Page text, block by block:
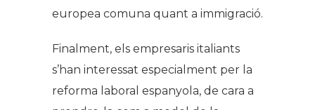
europea comuna quant a immigració.
Finalment, els empresaris italiants
s’han interessat especialment per la
reforma laboral espanyola, de cara a